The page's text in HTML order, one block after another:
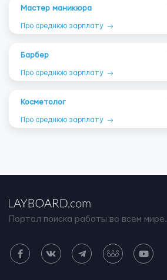
Мастер маникюра
Про среднюю зарплату
Барбер
Про среднюю зарплату
Косметолог
Про среднюю зарплату
Портал поиска работы во всем мире.